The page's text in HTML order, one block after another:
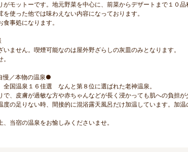
がモットーです。地元野菜を中心に、前菜からデザートまで１０
を使った他では味わえない内容になっております。
事処になります。
いません。喫煙可能なのは屋外野ざらしの灰皿のみとなります。
慢／本物の温泉●
国温泉１６佳選 なんと第８位に選ばれた老神温泉。
で、皮膚が過敏な方や赤ちゃんなどが長く浸かっても肌への負担が
度の足りない時、間接的に混浴露天風呂だけ加温しています。加
、当宿の温泉をお愉しみくださいませ。